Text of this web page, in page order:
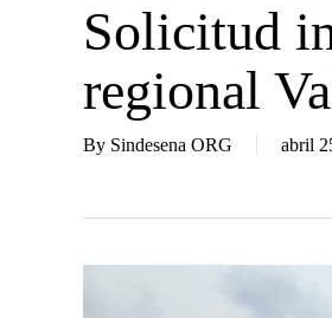
Solicitud
regional
By Sindesena ORG abril